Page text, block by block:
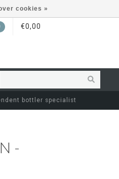
€0,00
bottler specialist
-
cookies »